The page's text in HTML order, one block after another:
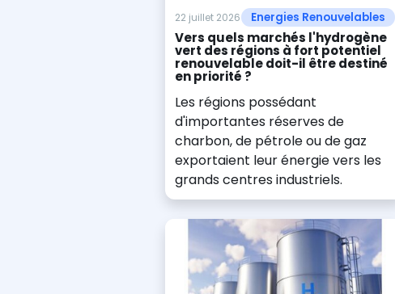
22 juillet 2026 Energies Renouvelables
Vers quels marchés l'hydrogène
vert des régions à fort potentiel
renouvelable doit-il être destiné
en priorité ?
Les régions possédant
d'importantes réserves de
charbon, de pétrole ou de gaz
exportaient leur énergie vers les
grands centres industriels.